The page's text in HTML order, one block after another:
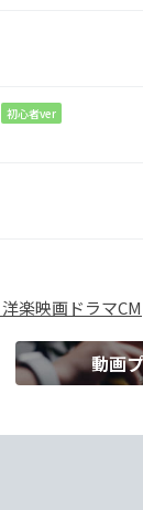
初心者ver
洋楽映画ドラマCM
動画